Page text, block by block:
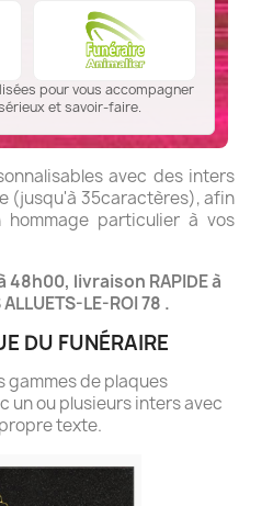
pour vous accompagner
et savoir-faire.
avec des inters
(jusqu'à 35caractères), afin
particulier à vos
livraison RAPIDE à
LE-ROI 78 .
DU FUNÉRAIRE
gammes de plaques
un ou plusieurs inters avec
texte.